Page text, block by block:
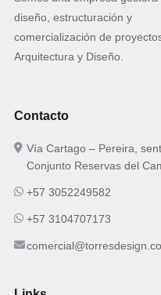
diseño, estructuración y
comercialización de
Arquitectura y Diseño.
Contacto
Vía Cartago – Pereira,
Conjunto Reservas del
+57 3052249582
+57 3104707173
comercial@torresdesign.co